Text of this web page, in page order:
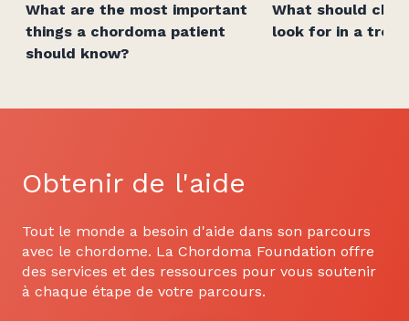
What are the most important
things a chordoma patient
should know?
What should
look for in a
Obtenir de l'aide
Tout le monde a besoin d'aide dans son parcours
avec le chordome. La Chordoma Foundation offre
des services et des ressources pour vous soutenir
à chaque étape de votre parcours.